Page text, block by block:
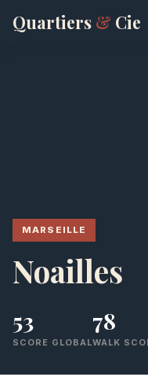
Quartiers & Cie
MARSEILLE
Noailles
53
SCORE GLOBAL
78
WALK